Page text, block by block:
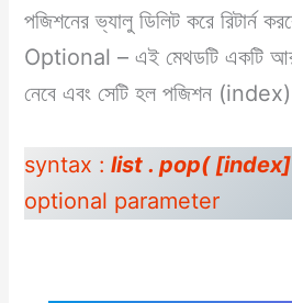
পজিশনের ভ্যালু ডিলিট করে রিটার্ন
Optional – এই মেথডটি একটি
নেবে এবং সেটি হল পজিশন (index)
syntax : list . pop(
optional parameter